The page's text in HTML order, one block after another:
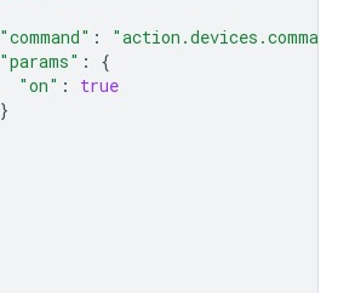
"command" :
"params" :
{
"on" :
true
}